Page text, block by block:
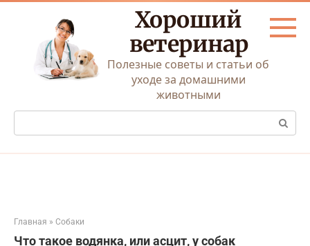
Перейти
Хороший
ветеринар
Полезные советы и статьи об
уходе за домашними
животными
Поиск:
Главная » Собаки
Что такое водянка, или асцит, у собак